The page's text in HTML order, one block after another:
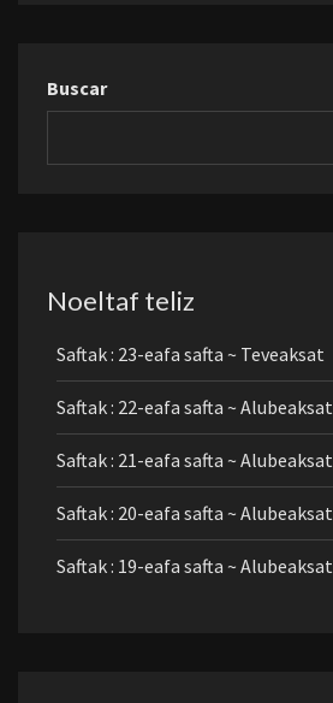
Buscar
Noeltaf teliz
Saftak : 23-eafa safta ~ Teveaksat
Saftak : 22-eafa safta ~ Alubeaksat
Saftak : 21-eafa safta ~ Alubeaksat
Saftak : 20-eafa safta ~ Alubeaksat
Saftak : 19-eafa safta ~ Alubeaksat